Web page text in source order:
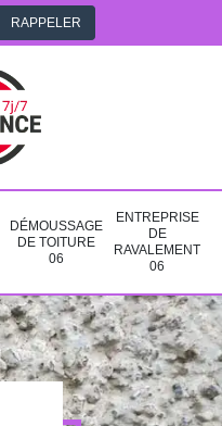
DÉMOUSSAGE
DE TOITURE
06
ENTREPRISE
DE
RAVALEMENT
06